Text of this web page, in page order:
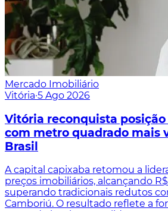
Mercado Imobiliário
Vitória·5 Ago 2026
Vitória reconquista
com metro quadrado mais
Brasil
A capital capixaba retomou a
preços imobiliários, alcançando
superando tradicionais redutos
Camboriú. O resultado reflete a